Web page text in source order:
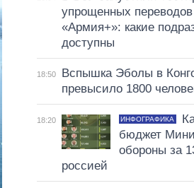
упрощенных переводов
«Армия+»: какие
доступны
18:50
Вспышка Эболы в
превысило 1800
18:20 ИНФОГРАФИКА
бюджет
обороны за
россией